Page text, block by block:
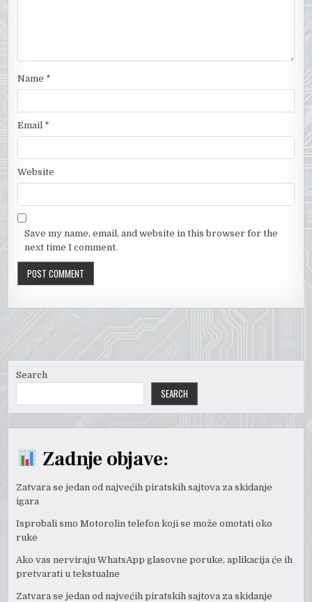
Name *
Email *
Website
Save my name, email, and website in this browser for the
next time I comment.
Search
SEARCH
Zadnje objave:
Zatvara se jedan od najvećih piratskih sajtova za skidanje
igara
Isprobali smo Motorolin telefon koji se može omotati oko
ruke
Ako vas nerviraju WhatsApp glasovne poruke, aplikacija će ih
pretvarati u tekstualne
Zatvara se jedan od najvećih piratskih sajtova za skidanje